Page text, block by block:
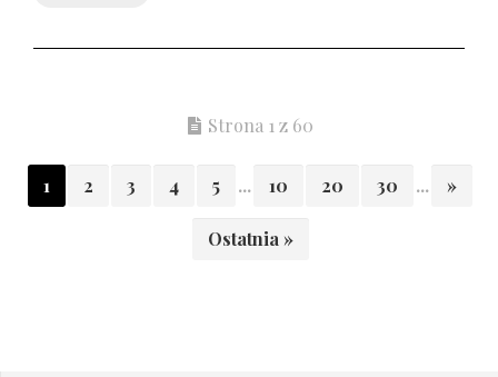
Strona 1 z 60
1 2 3 4 5 ... 10 20 30 ... »
Ostatnia »